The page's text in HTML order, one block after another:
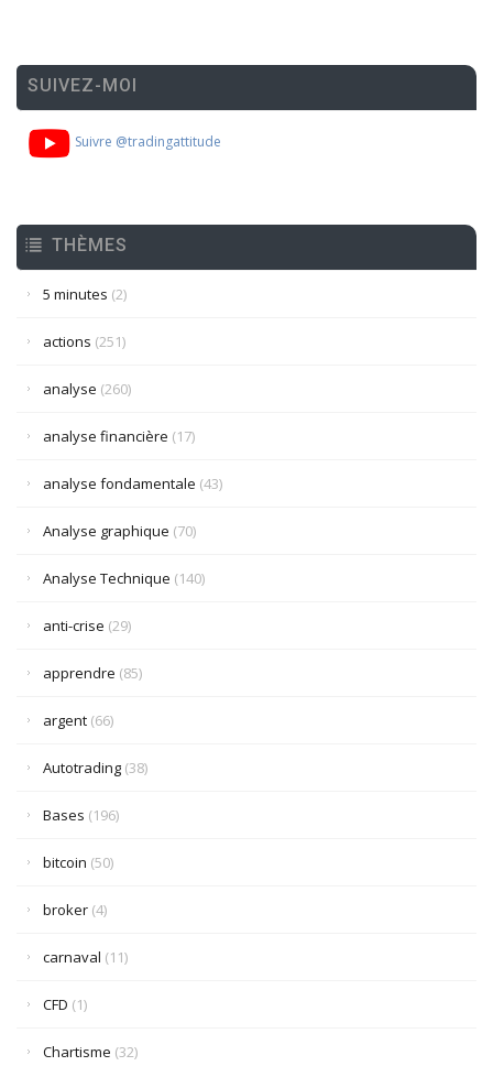
SUIVEZ-MOI
Suivre @tradingattitude
THÈMES
5 minutes (2)
actions (251)
analyse (260)
analyse financière (17)
analyse fondamentale (43)
Analyse graphique (70)
Analyse Technique (140)
anti-crise (29)
apprendre (85)
argent (66)
Autotrading (38)
Bases (196)
bitcoin (50)
broker (4)
carnaval (11)
CFD (1)
Chartisme (32)